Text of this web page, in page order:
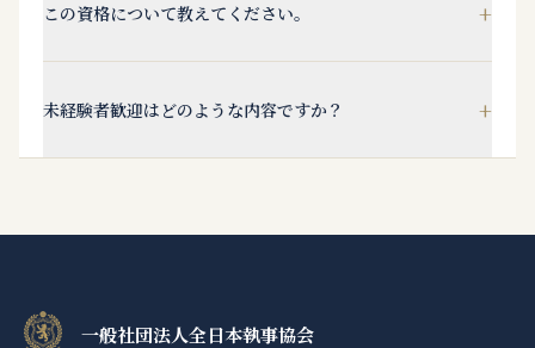
この資格について教えてください。 +
未経験者歓迎はどのような内容ですか？ +
一般社団法人全日本執事協会